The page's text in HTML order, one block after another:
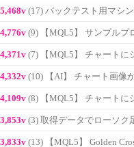
5,468v (17) バックテスト用マシ
4,776v (9) 【MQL5】 サンプルプ
4,371v (7) 【MQL5】 チャートに
4,332v (10) 【AI】 チャート画像
4,109v (8) 【MQL5】 チャートに
3,853v (3) 取得データでローソク
3,833v (13) 【MQL5】 Golden